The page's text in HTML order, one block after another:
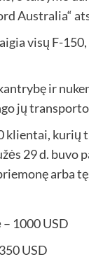
Australia“
visų F-
ir
jų
klientai,
29 d.
arba
1000 USD
USD